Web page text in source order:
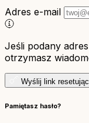
Adres e-mail
Jeśli podany
otrzymasz
Wyślij link
Pamiętasz hasło?